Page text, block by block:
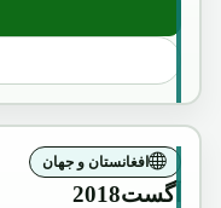
افغانستان و جهان
آگست2018